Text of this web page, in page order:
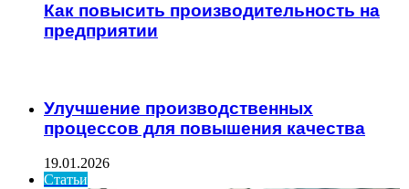
Как повысить производительность на
предприятии
Улучшение производственных
процессов для повышения качества
19.01.2026
Статьи